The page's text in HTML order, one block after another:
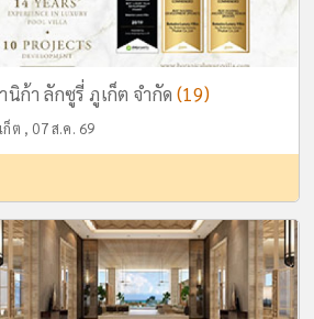
นิก้า ลักซูรี่ ภูเก็ต จำกัด(19)
ก็ต , 07 ส.ค. 69